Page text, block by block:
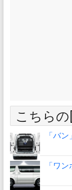
こちら
「バ
「ワ